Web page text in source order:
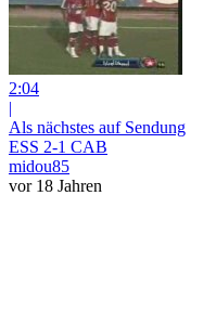
2:04
|
Als nächstes auf Sendung
ESS 2-1 CAB
midou85
vor 18 Jahren